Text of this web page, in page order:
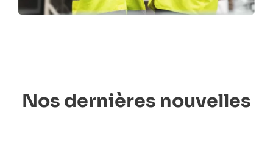
Nos dernières nouvelles